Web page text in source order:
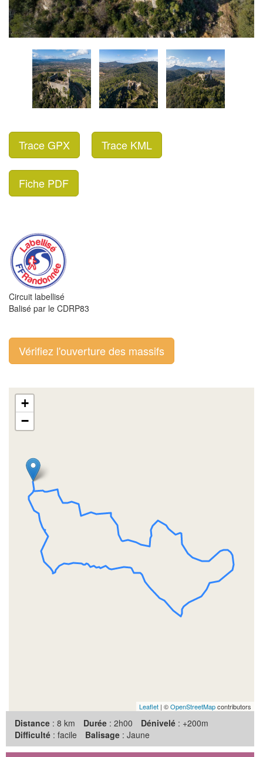
Trace GPX Trace KML
Fiche PDF
Circuit labellisé
Balisé par le CDRP83
Vérifiez l'ouverture des massifs
+
−
Leaflet | ©OpenStreetMapcontributors
Distance : 8 km Durée : 2h00 Dénivelé : +200m
Difficulté : facile Balisage : Jaune